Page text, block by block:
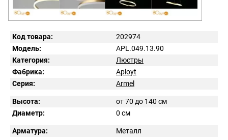
Код товара:
202974
Модель:
APL.049.13.90
Категория:
Люстры
Фабрика:
Aployt
Серия:
Armel
Высота:
от 70 до 140 см
Диаметр:
0 см
Арматура:
Металл